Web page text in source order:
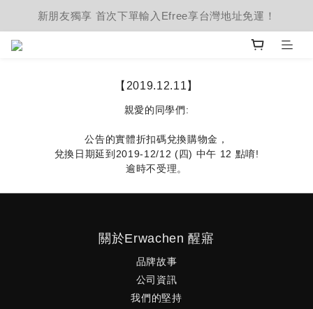
新朋友獨享 首次下單輸入Efree享台灣地址免運！
【2019.12.11】
親愛的同學們:
公告的實體折扣碼兌換購物金，
兌換日期延到2019-12/12 (四) 中午 12 點唷!
逾時不受理。
關於Erwachen 醒寤
品牌故事
公司資訊
我們的堅持